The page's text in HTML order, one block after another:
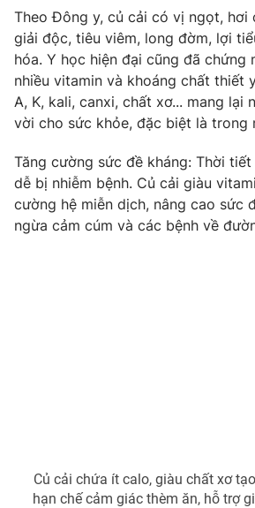
Nhân vật
Khán giả
Giải sao mai
Âm nhạc
Sao
Đời sống
Du lịch
Làm đẹp
Chất lượng cuộc sống
Giáo dục
Tuyển sinh
Học trực tuyến
Công nghệ
Sản phẩm
Thị trường
Giao lưu trực tuyến
Lịch phát sóng
Theo Đông y, củ cải có vị ngọt, hơi
giải độc, tiêu viêm, long đờm, lợi
hóa. Y học hiện đại cũng đã chứng
nhiều vitamin và khoáng chất thiết
A, K, kali, canxi, chất xơ... mang lại
vời cho sức khỏe, đặc biệt là trong
Tăng cường sức đề kháng: Thời
dễ bị nhiễm bệnh. Củ cải giàu
cường hệ miễn dịch, nâng cao sức
ngừa cảm cúm và các bệnh về
Củ cải chứa ít calo, giàu chất xơ
hạn chế cảm giác thèm ăn, hỗ trợ